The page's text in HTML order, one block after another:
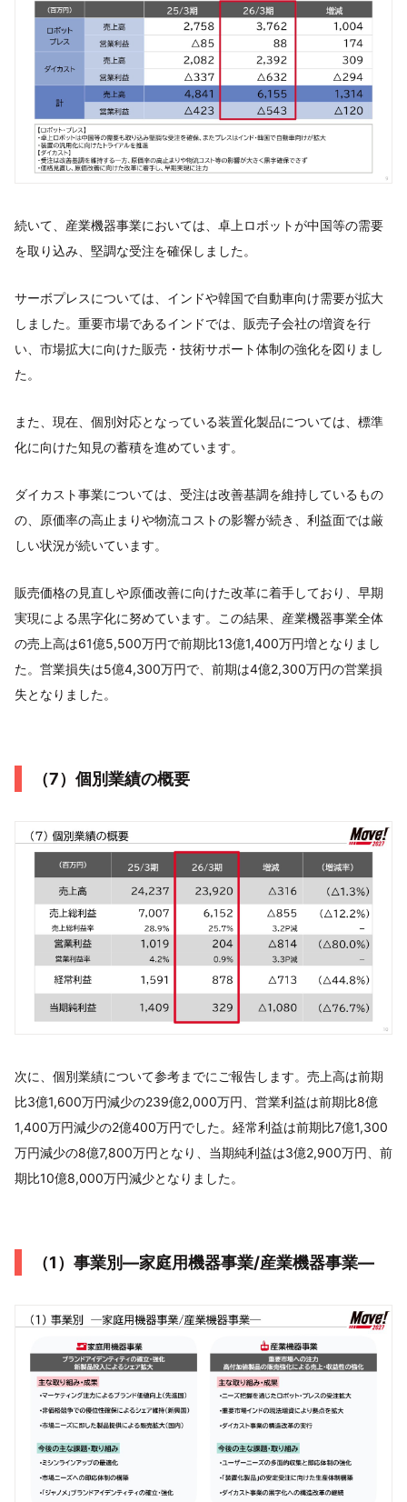
続いて、産業機器事業においては、卓上ロボットが中国等の需要
を取り込み、堅調な受注を確保しました。
サーボプレスについては、インドや韓国で自動車向け需要が拡大
しました。重要市場であるインドでは、販売子会社の増資を行
い、市場拡大に向けた販売・技術サポート体制の強化を図りまし
た。
また、現在、個別対応となっている装置化製品については、標準
化に向けた知見の蓄積を進めています。
ダイカスト事業については、受注は改善基調を維持しているもの
の、原価率の高止まりや物流コストの影響が続き、利益面では厳
しい状況が続いています。
販売価格の見直しや原価改善に向けた改革に着手しており、早期
実現による黒字化に努めています。この結果、産業機器事業全体
の売上高は61億5,500万円で前期比13億1,400万円増となりまし
た。営業損失は5億4,300万円で、前期は4億2,300万円の営業損
失となりました。
（7）個別業績の概要
次に、個別業績について参考までにご報告します。売上高は前期
比3億1,600万円減少の239億2,000万円、営業利益は前期比8億
1,400万円減少の2億400万円でした。経常利益は前期比7億1,300
万円減少の8億7,800万円となり、当期純利益は3億2,900万円、前
期比10億8,000万円減少となりました。
（1）事業別―家庭用機器事業/産業機器事業―